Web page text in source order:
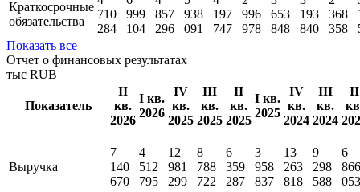
Долгосрочные
обязательства
26
766
559
24
448
336
23
513
499
22
668
816
22
664
385
22
303
363
21
757
771
20
790
277
20
792
334
Краткосрочные
обязательства
4
6
999
104
4
296
5
091
747
978
848
840
358
Показать все
Отчет о финансовых результатах
кв.
2026
I кв.
2026
IV
кв.
2025
кв.
2025
кв.
2025
I кв.
2025
IV
кв.
2024
кв.
2024